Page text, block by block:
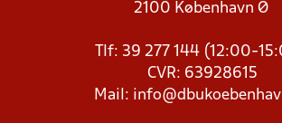
2100 København Ø
Tlf: 39 277 144 (12:00-
CVR: 63928615
Mail: